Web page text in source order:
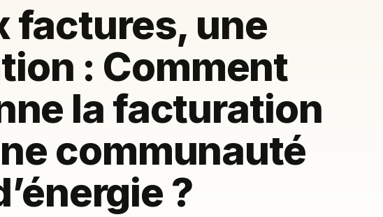
factures, une
: Comment
la facturation
communauté
?